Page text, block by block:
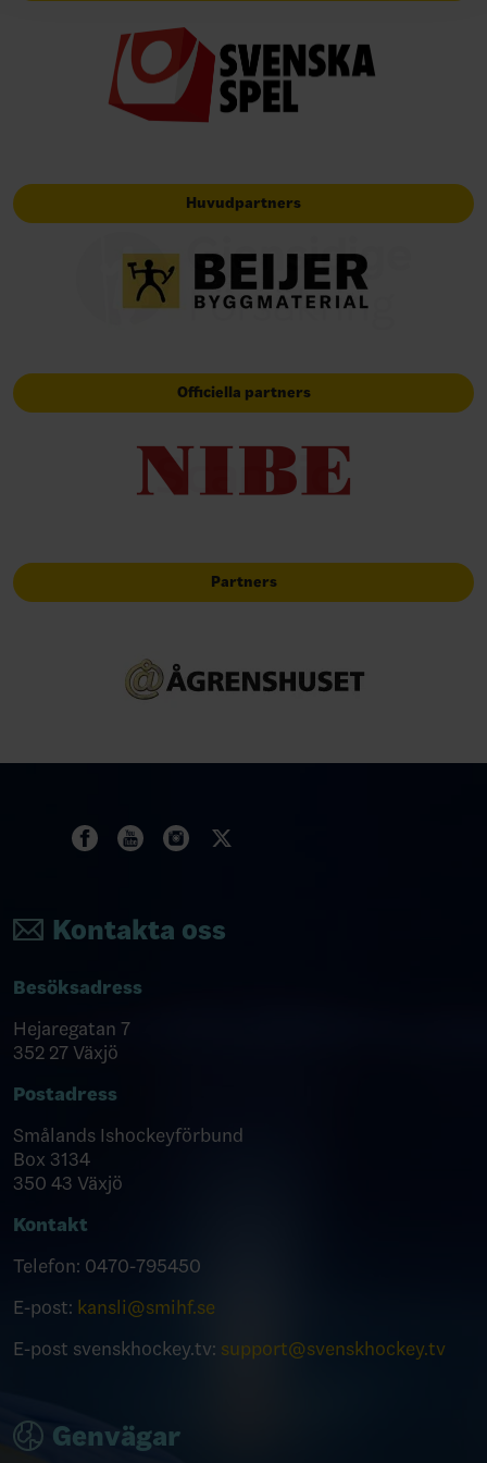
Huvudpartners
Officiella partners
Partners
Kontakta oss
Besöksadress
Hejaregatan 7
352 27 Växjö
Postadress
Smålands Ishockeyförbund
Box 3134
350 43 Växjö
Kontakt
Telefon: 0470-795450
E-post: kansli@smihf.se
E-post svenskhockey.tv: support@svenskhockey.tv
Genvägar